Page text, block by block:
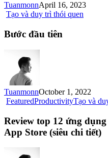
TuanmonnApril 16, 2023
Tạo và duy trì thói quen
Bước đầu tiên
TuanmonnOctober 1, 2022
FeaturedProductivityTạo và
Review top 12 ứng
App Store (siêu chi tiết)